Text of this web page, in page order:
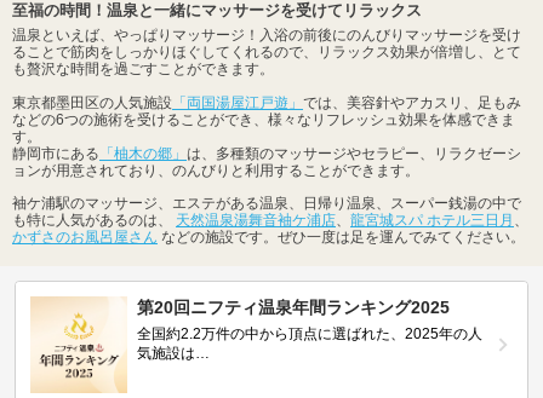
至福の時間！温泉と一緒にマッサージを受けてリラックス
温泉といえば、やっぱりマッサージ！入浴の前後にのんびりマッサージを受け
ることで筋肉をしっかりほぐしてくれるので、リラックス効果が倍増し、とて
も贅沢な時間を過ごすことができます。
東京都墨田区の人気施設 「両国湯屋江戸遊」 では、美容針やアカスリ、足もみ
などの6つの施術を受けることができ、様々なリフレッシュ効果を体感できま
す。
静岡市にある 「柚木の郷」 は、多種類のマッサージやセラピー、リラクゼーシ
ョンが用意されており、のんびりと利用することができます。
袖ケ浦駅のマッサージ、エステがある温泉、日帰り温泉、スーパー銭湯の中で
も特に人気があるのは、 天然温泉湯舞音袖ケ浦店 龍宮城スパ ホテル三日月
かずさのお風呂屋さん などの施設です。ぜひ一度は足を運んでみてください。
第20回ニフティ温泉年間ランキング2025
全国約2.2万件の中から頂点に選ばれた、2025年の人
気施設は…